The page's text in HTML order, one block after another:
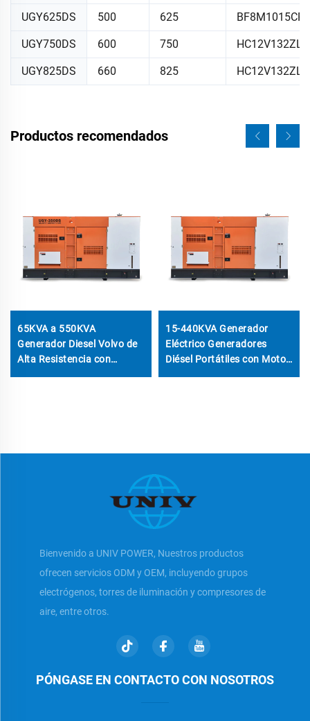
UGY625DS 500 625 BF8M1015CP-
UGY750DS 600 750 HC12V132ZL-
UGY825DS 660 825 HC12V132ZL-
Productos recomendados
65KVA a 550KVA
Generador Diesel Volvo de
Alta Resistencia con
15-440KVA Generador
Eléctrico Generadores
Diésel Portátiles con Motor
Bienvenido a UNIV POWER, Nuestros productos
ofrecen servicios ODM y OEM, incluyendo grupos
electrógenos, torres de iluminación y compresores de
aire, entre otros.
PÓNGASE EN CONTACTO CON NOSOTROS